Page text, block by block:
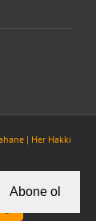
| Her Hakkı
Tiktok
Abone ol